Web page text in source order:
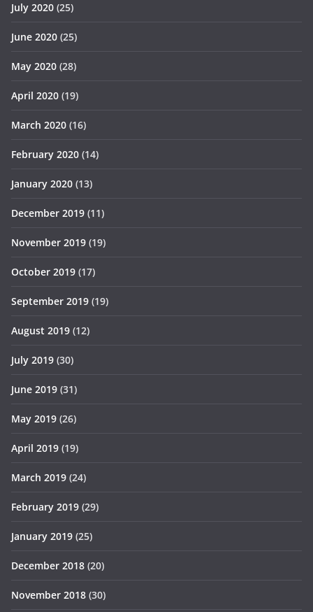
July 2020 (25)
June 2020 (25)
May 2020 (28)
April 2020 (19)
March 2020 (16)
February 2020 (14)
January 2020 (13)
December 2019 (11)
November 2019 (19)
October 2019 (17)
September 2019 (19)
August 2019 (12)
July 2019 (30)
June 2019 (31)
May 2019 (26)
April 2019 (19)
March 2019 (24)
February 2019 (29)
January 2019 (25)
December 2018 (20)
November 2018 (30)